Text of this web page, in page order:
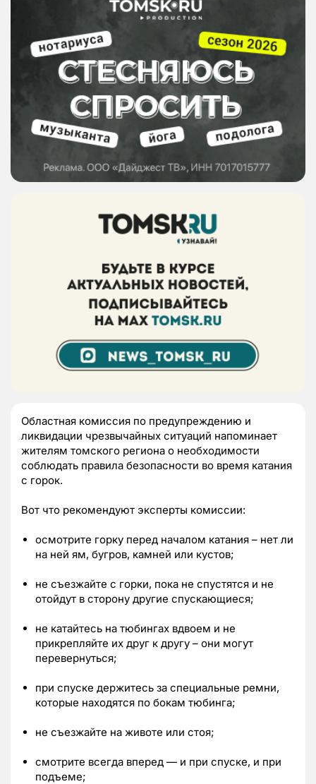
Областная комиссия по предупреждению и
ликвидации чрезвычайных ситуаций напоминает
жителям томского региона о необходимости
соблюдать правила безопасности во время катания
с горок.
Вот что рекомендуют эксперты комиссии:
осмотрите горку перед началом катания – нет ли
на ней ям, бугров, камней или кустов;
не съезжайте с горки, пока не спустятся и не
отойдут в сторону другие спускающиеся;
не катайтесь на тюбингах вдвоем и не
прикрепляйте их друг к другу – они могут
перевернуться;
при спуске держитесь за специальные ремни,
которые находятся по бокам тюбинга;
не съезжайте на животе или стоя;
смотрите всегда вперед — и при спуске, и при
подъеме;